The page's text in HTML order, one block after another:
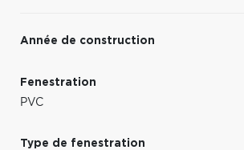
Année de construction
Fenestration
PVC
Type de fenestration